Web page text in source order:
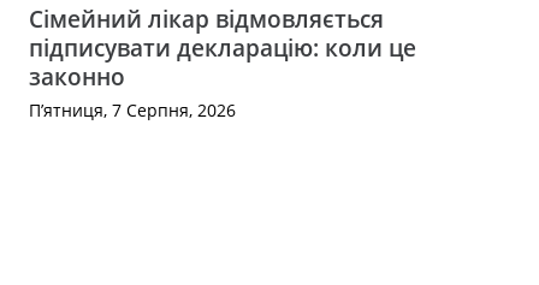
Сімейний лікар відмовляється
підписувати декларацію: коли це
законно
П’ятниця, 7 Серпня, 2026